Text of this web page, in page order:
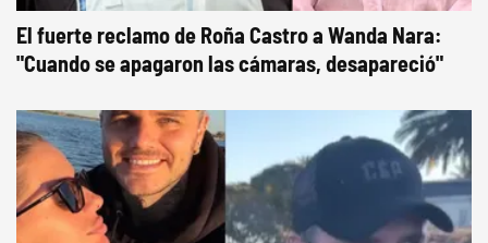
El fuerte reclamo de Roña Castro a Wanda Nara:
"Cuando se apagaron las cámaras, desapareció"